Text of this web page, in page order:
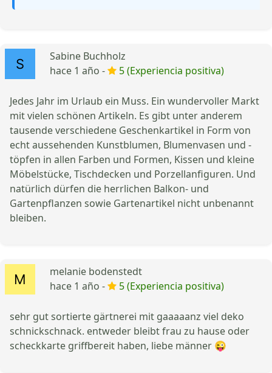
Sabine Buchholz
hace 1 año -
5 (Experiencia positiva)
Jedes Jahr im Urlaub ein Muss. Ein wundervoller Markt
mit vielen schönen Artikeln. Es gibt unter anderem
tausende verschiedene Geschenkartikel in Form von
echt aussehenden Kunstblumen, Blumenvasen und -
töpfen in allen Farben und Formen, Kissen und kleine
Möbelstücke, Tischdecken und Porzellanfiguren. Und
natürlich dürfen die herrlichen Balkon- und
Gartenpflanzen sowie Gartenartikel nicht unbenannt
bleiben.
melanie bodenstedt
hace 1 año -
5 (Experiencia positiva)
sehr gut sortierte gärtnerei mit gaaaaanz viel deko
schnickschnack. entweder bleibt frau zu hause oder
scheckkarte griffbereit haben, liebe männer 😜